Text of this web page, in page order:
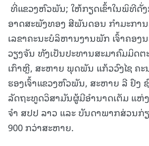
ທີ່ແຂວງຫົວພັນ; ໃຫ້ກຽດເຂົ້າໃນພິທີດັ່
ອາດສະພັງທອງ ສີພັນດອນ ກໍາມະກາ
ເລຂາຄະນະບໍລິຫານງານພັກ ເຈົ້າຄອງ
ວຽງຈັນ ທັງເປັນປະທານສະມາຄົມມິດ
ເກົາຫຼີ, ສະຫາຍ ພຸດພັນ ແກ້ວວົງໄຊ ຄະ
ຮອງເຈົ້າແຂວງຫົວພັນ, ສະຫາຍ ລີ ຢົງ
ລັດຖະທູດວິສາມັນຜູ້ມີອໍານາດເຕັມ ແຫ່
ຈໍາ ສປປ ລາວ ແລະ ບັນດາພາກສ່ວນກ່
900 ກວ່າສະຫາຍ.